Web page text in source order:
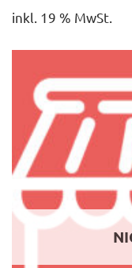
inkl. 19 % MwSt.